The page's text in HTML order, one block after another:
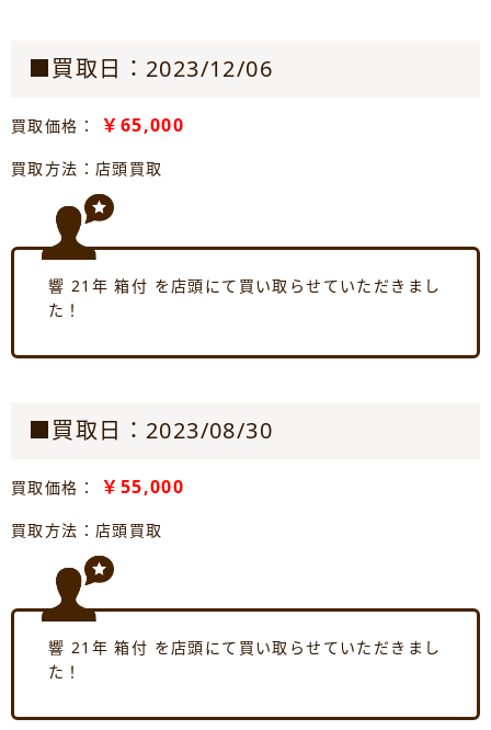
■買取日：2023/12/06
買取価格： ￥65,000
買取方法：店頭買取
響 21年 箱付 を店頭にて買い取らせていただきまし
た！
■買取日：2023/08/30
買取価格： ￥55,000
買取方法：店頭買取
響 21年 箱付 を店頭にて買い取らせていただきまし
た！